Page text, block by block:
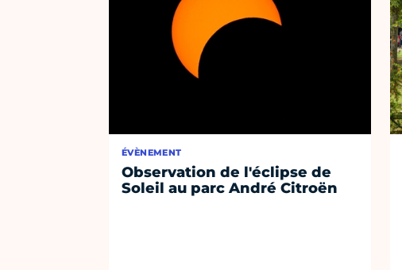
ÉVÈNEMENT
Observation de l'éclipse de
Soleil au parc André Citroën